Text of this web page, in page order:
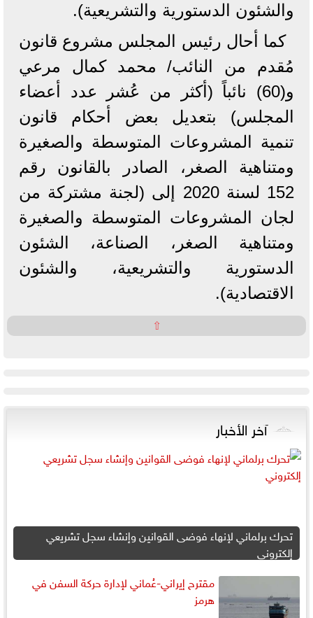
والشئون الدستورية والتشريعية).
كما أحال رئيس المجلس مشروع قانون
مُقدم من النائب/ محمد كمال مرعي
و(60) نائباً (أكثر من عُشر عدد أعضاء
المجلس) بتعديل بعض أحكام قانون
تنمية المشروعات المتوسطة والصغيرة
ومتناهية الصغر، الصادر بالقانون رقم
152 لسنة 2020 إلى (لجنة مشتركة من
لجان المشروعات المتوسطة والصغيرة
ومتناهية الصغر، الصناعة، الشئون
الدستورية والتشريعية، والشئون
الاقتصادية).
⇧
آخر الأخبار
تحرك برلماني لإنهاء فوضى القوانين وإنشاء سجل تشريعي
إلكتروني
مقترح إيراني-عُماني لإدارة حركة السفن في
هرمز